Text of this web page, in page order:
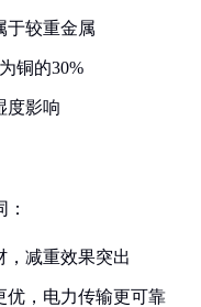
于较重金属
铜的30%
度影响
，减重效果突出
优，电力传输更可靠